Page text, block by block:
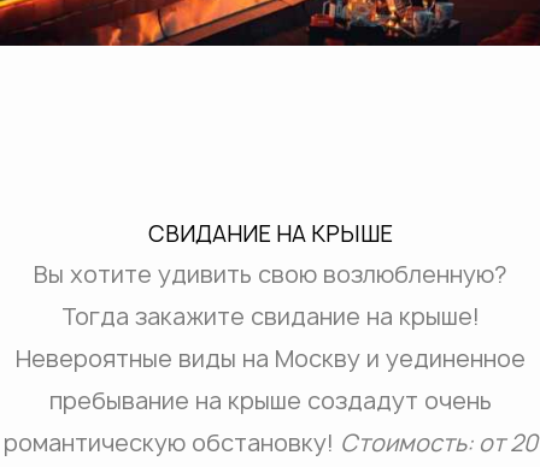
СВИДАНИЕ НА КРЫШЕ
Вы хотите удивить свою возлюбленную?
Тогда закажите свидание на крыше!
Невероятные виды на Москву и уединенное
пребывание на крыше создадут очень
романтическую обстановку! Стоимость: от 20